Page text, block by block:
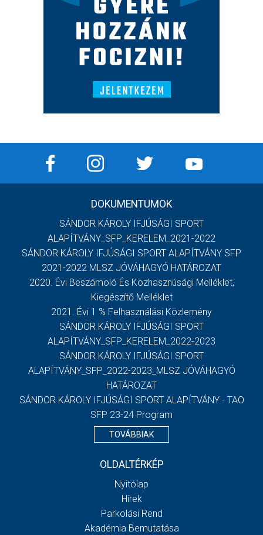
DOKUMENTUMOK
SÁNDOR KÁROLY IFJÚSÁGI SPORT
ALAPÍTVÁNY_SFP_KERELEM_2021-2022
SÁNDOR KÁROLY IFJÚSÁGI SPORT ALAPÍTVÁNY SFP
2021-2022 MLSZ JÓVÁHAGYÓ HATÁROZAT
2020. Évi Beszámoló És Közhasznúsági Melléklet,
Kiegészítő Melléklet
2021. Évi 1 % Felhasználási Közlemény
SÁNDOR KÁROLY IFJÚSÁGI SPORT
ALAPÍTVÁNY_SFP_KERELEM_2022-2023
SÁNDOR KÁROLY IFJÚSÁGI SPORT
ALAPÍTVÁNY_SFP_2022-2023_MLSZ JÓVÁHAGYÓ
HATÁROZAT
SÁNDOR KÁROLY IFJÚSÁGI SPORT ALAPÍTVÁNY - TAO
SFP 23-24 Program
TOVÁBBIAK
OLDALTÉRKÉP
Nyitólap
Hírek
Parkolási Rend
Akadémia Bemutatása